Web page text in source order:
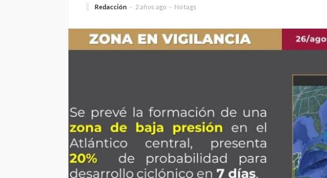
Redacción 2 años ago No tags
CANCÚN DESTACADAS
rehabilitación de calles en
Cancún
Redacción 16 horas ago 37